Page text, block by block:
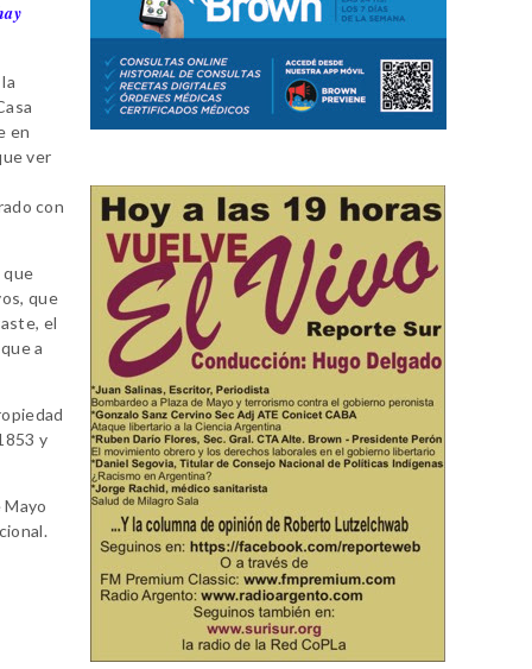
en
ver
con
que
que
el
a
y